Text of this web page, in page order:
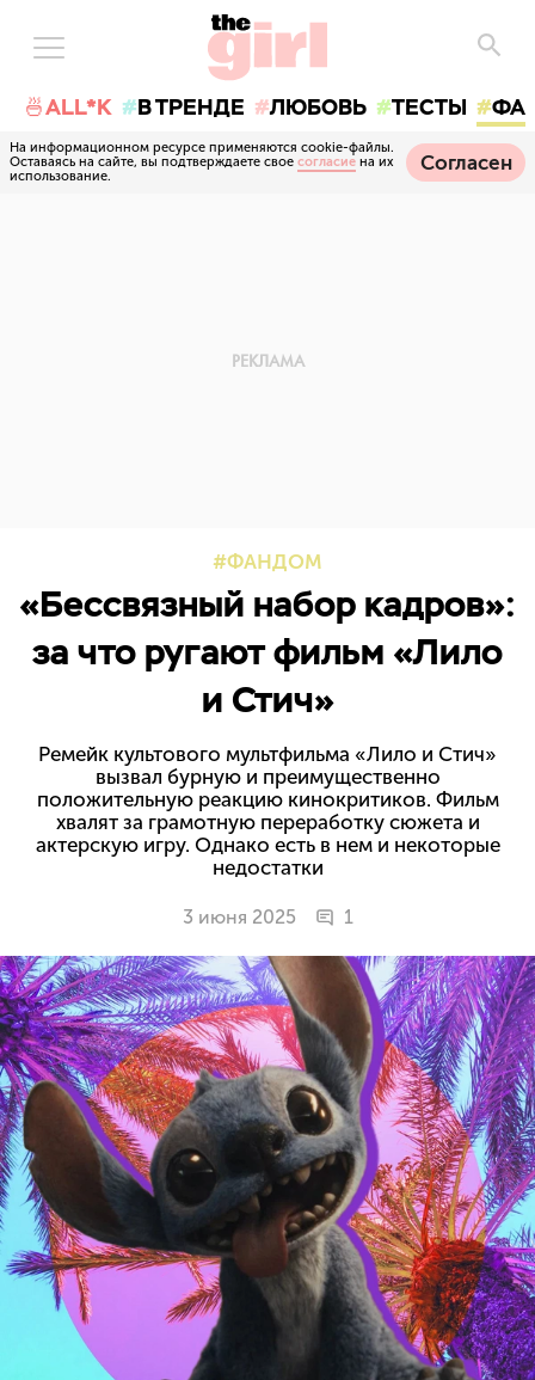
🍜ALL*K В ТРЕНДЕ ЛЮБОВЬ ТЕСТЫ
На информационном ресурсе применяются cookie-файлы.
Оставаясь на сайте, вы подтверждаете свое согласие на их
использование.
Согласен
ФАНДОМ
«Бессвязный набор кадров»:
за что ругают фильм «Лило
и Стич»
Ремейк культового мультфильма «Лило и Стич»
вызвал бурную и преимущественно
положительную реакцию кинокритиков. Фильм
хвалят за грамотную переработку сюжета и
актерскую игру. Однако есть в нем и некоторые
недостатки
3 июня 2025 1